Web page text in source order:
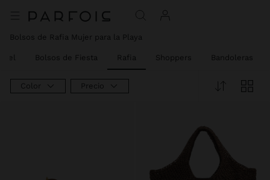
Bolsos de Rafia Mujer para la Playa
Bolsos de Fiesta Rafia Shoppers Bandoleras
Color Precio